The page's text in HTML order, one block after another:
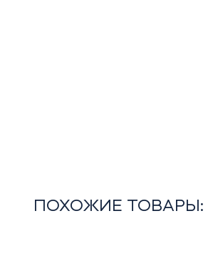
ПОХОЖИЕ ТОВАРЫ: